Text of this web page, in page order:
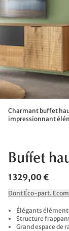
Charmant buffet
impressionnant
Buffet
1 329,00 €
Dont Éco-part.
Élégants
Structure
Grand espace de